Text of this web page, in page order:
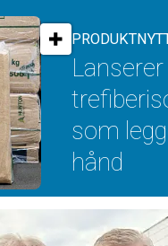
som
hånd